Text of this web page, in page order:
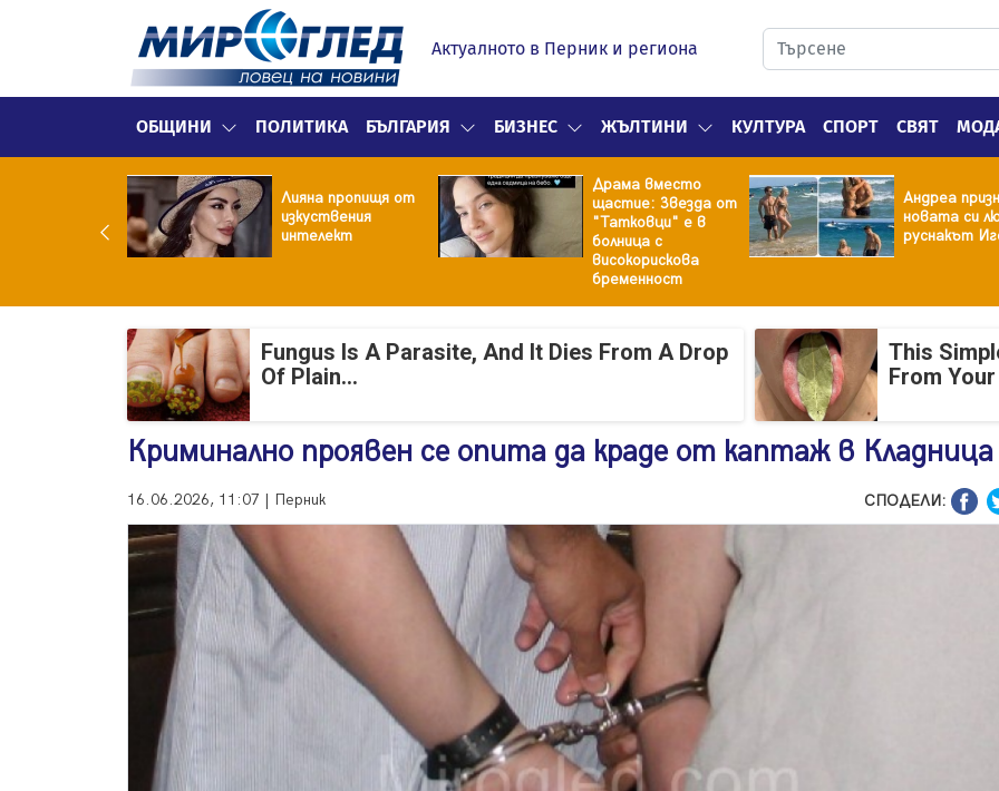
Актуалното в Перник и региона
ОБЩИНИ ПОЛИТИКА БЪЛГАРИЯ БИЗНЕС ЖЪЛТИНИ КУЛТУРА СПОРТ СВЯТ
Лияна пропищя от
изкуствения
интелект
Драма вместо
щастие: Звезда от
"Татковци" е в
болница с
високорискова
бременност
Андреа
новата си
руснакът
Fungus Is A Parasite, And It Dies From A Drop
Of Plain...
This
From
Криминално проявен се опита да краде от каптаж в Кладница
16.06.2026, 11:07 | Перник СПОДЕЛИ: